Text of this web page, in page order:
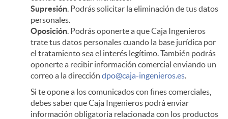
Supresión. Podrás solicitar la eliminación de tus datos
personales.
Oposición. Podrás oponerte a que Caja Ingenieros
trate tus datos personales cuando la base jurídica por
el tratamiento sea el interés legítimo. También podrás
oponerte a recibir información comercial enviando un
correo a la dirección dpo@caja-ingenieros.es.
Si te opone a los comunicados con fines comerciales,
debes saber que Caja Ingenieros podrá enviar
información obligatoria relacionada con los productos